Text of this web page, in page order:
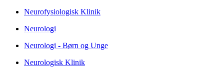
Neurofysiologisk Klinik
Neurologi
Neurologi - Børn og Unge
Neurologisk Klinik